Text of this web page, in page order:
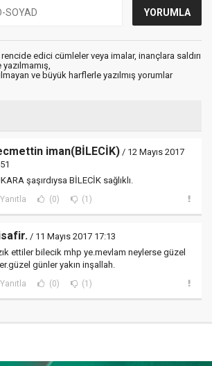
edici cümleler veya imalar, inançlara saldırı
ve büyük harflerle yazılmış yorumlar
iman(BİLECİK) / 12 Mayıs 2017
şaşırdıysa BİLECİK sağlıklı.
Yanıtla (0) (1)
/ 11 Mayıs 2017 17:13
ettiler bilecik mhp ye.mevlam neylerse güzel
günler yakın inşallah.
Yanıtla (0) (1)